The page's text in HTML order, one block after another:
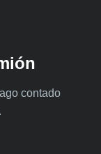
contado